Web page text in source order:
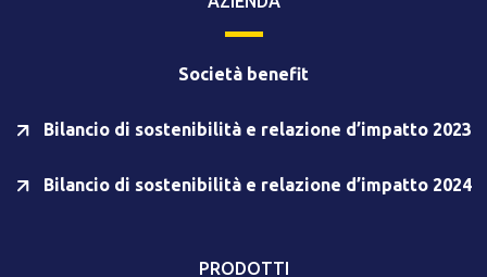
Società benefit
Bilancio di sostenibilità e relazione d’impatto 2023
Bilancio di sostenibilità e relazione d’impatto 2024
PRODOTTI